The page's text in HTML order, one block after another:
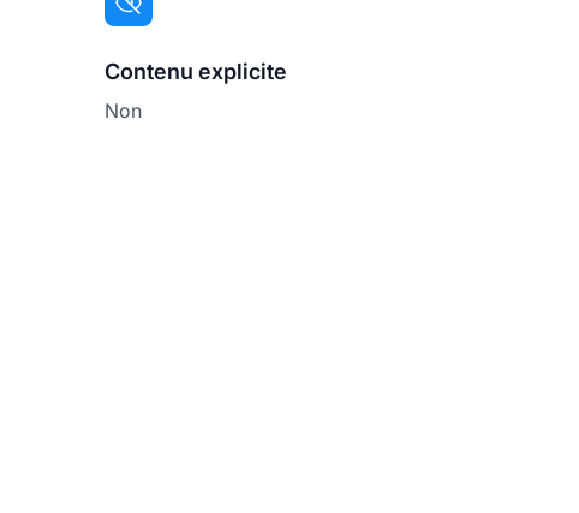
Contenu explicite
Non